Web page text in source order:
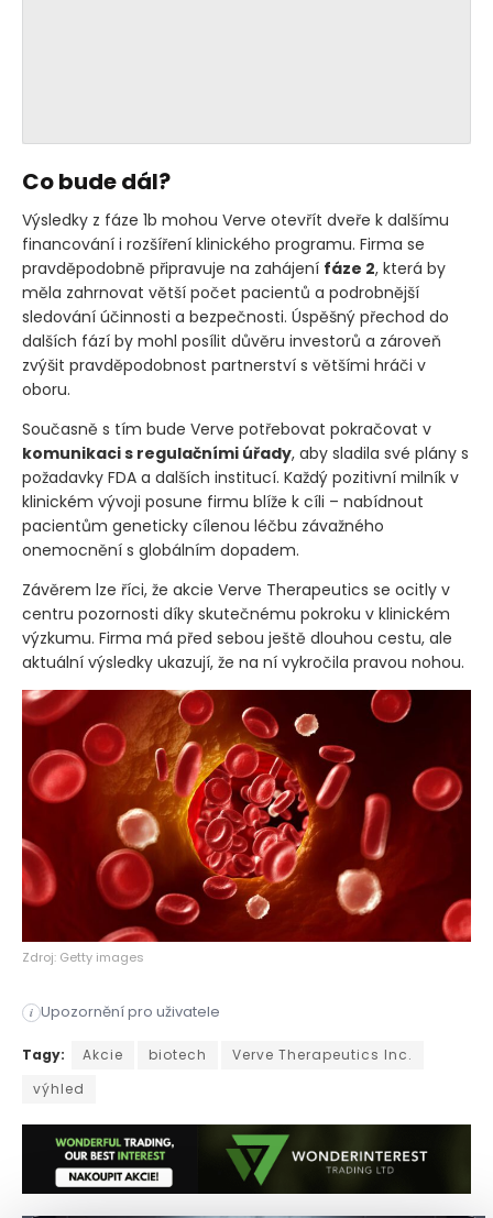
Co bude dál?
Výsledky z fáze 1b mohou Verve otevřít dveře k dalšímu
financování i rozšíření klinického programu. Firma se
pravděpodobně připravuje na zahájení fáze 2, která by
měla zahrnovat větší počet pacientů a podrobnější
sledování účinnosti a bezpečnosti. Úspěšný přechod do
dalších fází by mohl posílit důvěru investorů a zároveň
zvýšit pravděpodobnost partnerství s většími hráči v
oboru.
Současně s tím bude Verve potřebovat pokračovat v
komunikaci s regulačními úřady, aby sladila své plány s
požadavky FDA a dalších institucí. Každý pozitivní milník v
klinickém vývoji posune firmu blíže k cíli – nabídnout
pacientům geneticky cílenou léčbu závažného
onemocnění s globálním dopadem.
Závěrem lze říci, že akcie Verve Therapeutics se ocitly v
centru pozornosti díky skutečnému pokroku v klinickém
výzkumu. Firma má před sebou ještě dlouhou cestu, ale
aktuální výsledky ukazují, že na ní vykročila pravou nohou.
Zdroj: Getty images
i Upozornění pro uživatele
Společnost Verve Therapeutics zažila v uplynulém týdnu
Tagy: Akcie biotech
Verve Therapeutics Inc.
výhled